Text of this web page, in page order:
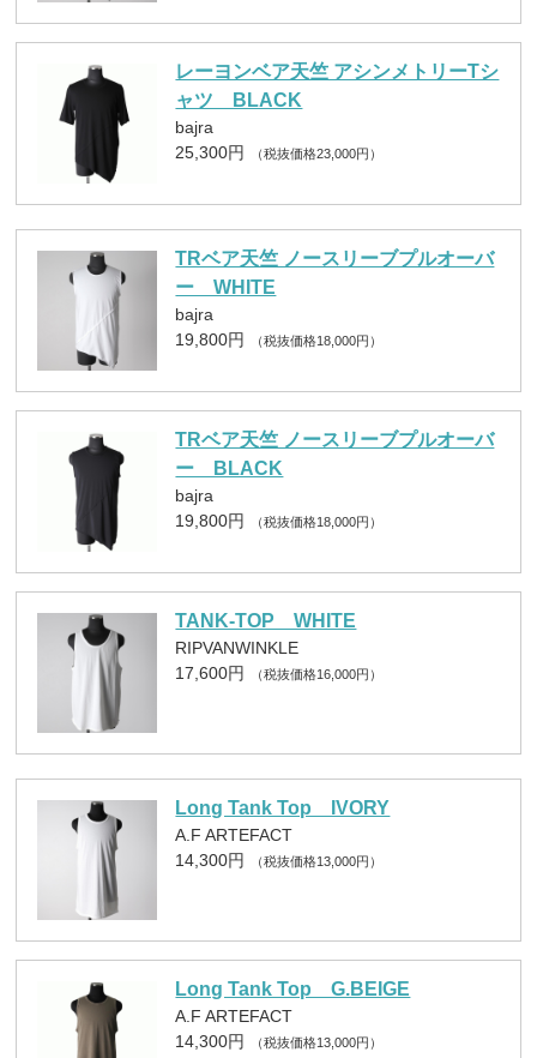
レーヨンベア天竺 アシンメトリーTシ
ャツ BLACK
bajra
25,300円
（税抜価格23,000円）
TRベア天竺 ノースリーブプルオーバ
ー WHITE
bajra
19,800円
（税抜価格18,000円）
TRベア天竺 ノースリーブプルオーバ
ー BLACK
bajra
19,800円
（税抜価格18,000円）
TANK-TOP WHITE
RIPVANWINKLE
17,600円
（税抜価格16,000円）
Long Tank Top IVORY
A.F ARTEFACT
14,300円
（税抜価格13,000円）
Long Tank Top G.BEIGE
A.F ARTEFACT
14,300円
（税抜価格13,000円）